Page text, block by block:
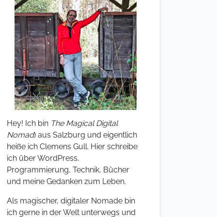
Hey! Ich bin The Magical Digital
Nomad) aus Salzburg und eigentlich
heiße ich Clemens Gull. Hier schreibe
ich über WordPress,
Programmierung, Technik, Bücher
und meine Gedanken zum Leben.
Als magischer, digitaler Nomade bin
ich gerne in der Welt unterwegs und